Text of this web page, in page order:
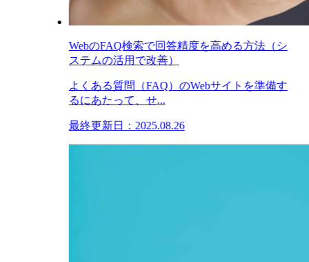
WebのFAQ検索で回答精度を高める方法（シ
ステムの活用で改善）
よくある質問（FAQ）のWebサイトを準備す
るにあたって、せ...
最終更新日：2025.08.26